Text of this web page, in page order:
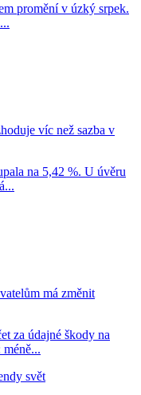
promění v úzký srpek.
víc než sazba v
na 5,42 %. U úvěru
má změnit
za údajné škody na
svět